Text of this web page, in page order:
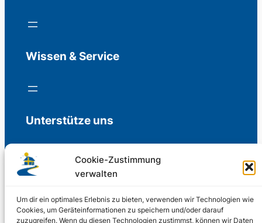
Cookie-Zustimmung
verwalten
Um dir ein optimales Erlebnis zu bieten, verwenden wir Technologien wie
Cookies, um Geräteinformationen zu speichern und/oder darauf
zuzugreifen. Wenn du diesen Technologien zustimmst, können wir Daten
Wissen & Service
Unterstütze uns
Freiwillige Spenden für die Aufrechterhaltung